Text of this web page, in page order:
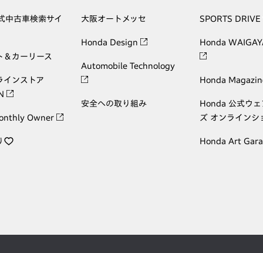
中古車検索サイ
＆カーリース
インストア
Owner
大阪オートメッセ
Honda Design
Automobile Technology
安全への取り組み
SPORTS DRIVE
Honda
Honda
Honda 公式ウェ
ズ オンラインシ
Honda Art